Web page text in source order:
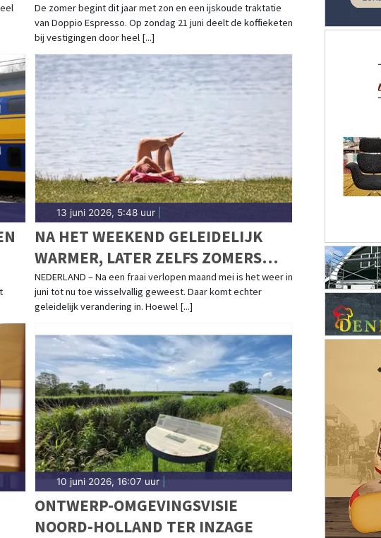
De zomer begint dit jaar met zon en een ijskoude traktatie
van Doppio Espresso. Op zondag 21 juni deelt de koffieketen
bij vestigingen door heel [...]
13 juni 2026, 5:48 uur|
NA HET WEEKEND GELEIDELIJK
WARMER, LATER ZELFS ZOMERS
WARM
NEDERLAND – Na een fraai verlopen maand mei is het weer in
juni tot nu toe wisselvallig geweest. Daar komt echter
geleidelijk verandering in. Hoewel [...]
10 juni 2026, 16:07 uur|
ONTWERP-OMGEVINGSVISIE
NOORD-HOLLAND TER INZAGE